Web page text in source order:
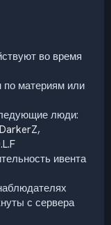
во время
по материям или
люди:
,
ивента
с сервера